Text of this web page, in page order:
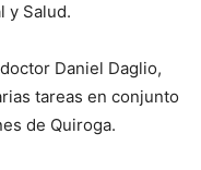
y Salud.
Daniel Daglio,
tareas en conjunto
de Quiroga.